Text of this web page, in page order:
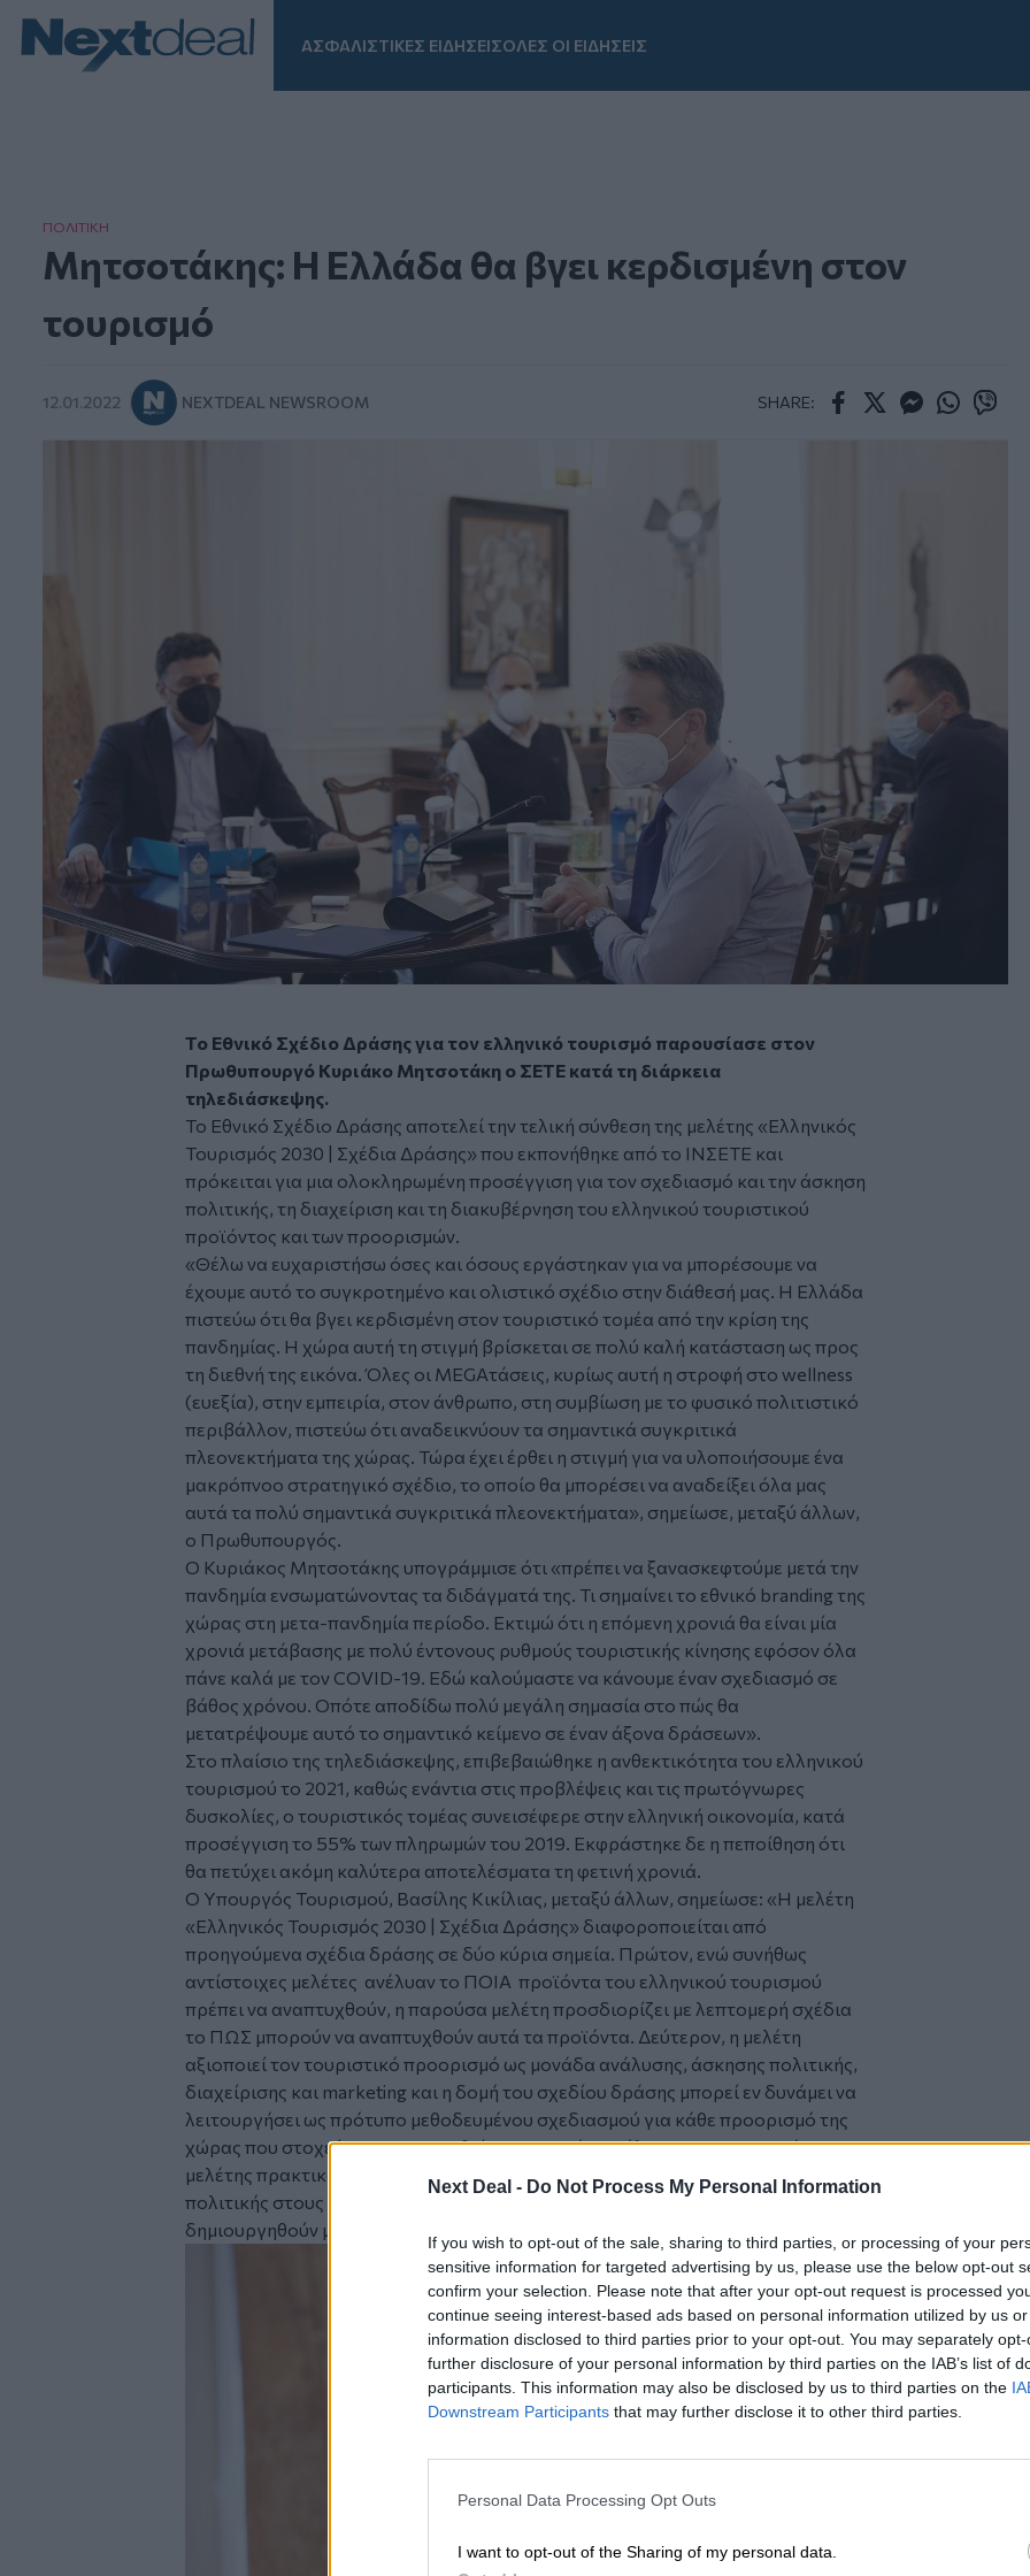
Next Deal - Do Not Process My Personal Information
If you wish to opt-out of the sale, sharing to third parties, or processing of your
sensitive information for targeted advertising by us, please use the below opt-out
confirm your selection. Please note that after your opt-out request is processed
continue seeing interest-based ads based on personal information utilized by us
information disclosed to third parties prior to your opt-out. You may separately
further disclosure of your personal information by third parties on the IAB’s list of
participants. This information may also be disclosed by us to third parties on the
Downstream Participants that may further disclose it to other third parties.
Personal Data Processing Opt Outs
I want to opt-out of the Sharing of my personal data.
ΑΣΦΑΛΙΣΤΙΚΕΣ ΕΙΔΗΣΕΙΣΟΛΕΣ ΟΙ ΕΙΔΗΣΕΙΣ
ΠΟΛΙΤΙΚΗ
Μητσοτάκης: Η Ελλάδα θα βγει κερδισμένη στον
τουρισμό
12.01.2022 NEXTDEAL NEWSROOM SHARE:
Το Εθνικό Σχέδιο Δράσης για τον ελληνικό τουρισμό παρουσίασε στον
Πρωθυπουργό Κυριάκο Μητσοτάκη ο ΣΕΤΕ κατά τη διάρκεια
τηλεδιάσκεψης.
Το Εθνικό Σχέδιο Δράσης αποτελεί την τελική σύνθεση της μελέτης «Ελληνικός
Τουρισμός 2030 | Σχέδια Δράσης» που εκπονήθηκε από το ΙΝΣΕΤΕ και
πρόκειται για μια ολοκληρωμένη προσέγγιση για τον σχεδιασμό και την άσκηση
πολιτικής, τη διαχείριση και τη διακυβέρνηση του ελληνικού τουριστικού
προϊόντος και των προορισμών.
«Θέλω να ευχαριστήσω όσες και όσους εργάστηκαν για να μπορέσουμε να
έχουμε αυτό το συγκροτημένο και ολιστικό σχέδιο στην διάθεσή μας. Η Ελλάδα
πιστεύω ότι θα βγει κερδισμένη στον τουριστικό τομέα από την κρίση της
πανδημίας. Η χώρα αυτή τη στιγμή βρίσκεται σε πολύ καλή κατάσταση ως προς
τη διεθνή της εικόνα. Όλες οι MEGAτάσεις, κυρίως αυτή η στροφή στo wellness
(ευεξία), στην εμπειρία, στον άνθρωπο, στη συμβίωση με το φυσικό πολιτιστικό
περιβάλλον, πιστεύω ότι αναδεικνύουν τα σημαντικά συγκριτικά
πλεονεκτήματα της χώρας. Τώρα έχει έρθει η στιγμή για να υλοποιήσουμε ένα
μακρόπνοο στρατηγικό σχέδιο, το οποίο θα μπορέσει να αναδείξει όλα μας
αυτά τα πολύ σημαντικά συγκριτικά πλεονεκτήματα», σημείωσε, μεταξύ άλλων,
ο Πρωθυπουργός.
Ο Κυριάκος Μητσοτάκης υπογράμμισε ότι «πρέπει να ξανασκεφτούμε μετά την
πανδημία ενσωματώνοντας τα διδάγματά της. Τι σημαίνει το εθνικό branding της
χώρας στη μετα-πανδημία περίοδο. Εκτιμώ ότι η επόμενη χρονιά θα είναι μία
χρονιά μετάβασης με πολύ έντονους ρυθμούς τουριστικής κίνησης εφόσον όλα
πάνε καλά με τον COVID-19. Εδώ καλούμαστε να κάνουμε έναν σχεδιασμό σε
βάθος χρόνου. Οπότε αποδίδω πολύ μεγάλη σημασία στο πώς θα
μετατρέψουμε αυτό το σημαντικό κείμενο σε έναν άξονα δράσεων».
Στο πλαίσιο της τηλεδιάσκεψης, επιβεβαιώθηκε η ανθεκτικότητα του ελληνικού
τουρισμού το 2021, καθώς ενάντια στις προβλέψεις και τις πρωτόγνωρες
δυσκολίες, ο τουριστικός τομέας συνεισέφερε στην ελληνική οικονομία, κατά
προσέγγιση το 55% των πληρωμών του 2019. Εκφράστηκε δε η πεποίθηση ότι
θα πετύχει ακόμη καλύτερα αποτελέσματα τη φετινή χρονιά.
Ο Υπουργός Τουρισμού, Βασίλης Κικίλιας, μεταξύ άλλων, σημείωσε: «Η μελέτη
«Ελληνικός Τουρισμός 2030 | Σχέδια Δράσης» διαφοροποιείται από
προηγούμενα σχέδια δράσης σε δύο κύρια σημεία. Πρώτον, ενώ συνήθως
αντίστοιχες μελέτες ανέλυαν το ΠΟΙΑ προϊόντα του ελληνικού τουρισμού
πρέπει να αναπτυχθούν, η παρούσα μελέτη προσδιορίζει με λεπτομερή σχέδια
το ΠΩΣ μπορούν να αναπτυχθούν αυτά τα προϊόντα. Δεύτερον, η μελέτη
αξιοποιεί τον τουριστικό προορισμό ως μονάδα ανάλυσης, άσκησης πολιτικής,
διαχείρισης και marketing και η δομή του σχεδίου δράσης μπορεί εν δυνάμει να
λειτουργήσει ως πρότυπο μεθοδευμένου σχεδιασμού για κάθε προορισμό της
χώρας που στοχεύει να αναπτυχθεί τουριστικά. Ο ρόλος της συγκεκριμένης
μελέτης πρακτικά μπορεί να λειτουργήσει επιβοηθητικά και ως κατεύθυνση
πολιτικής στους DMOs (Οργανισμούς Διαχείρισης Προορισμού) που θα
δημιουργηθούν μετά και την πρόσφατη ψήφιση του νομοσχεδίου».